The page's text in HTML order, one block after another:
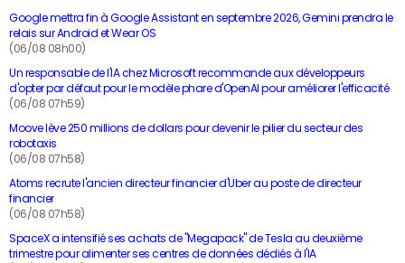
Google mettra fin à Google Assistant en septembre 2026, Gemini prendra le
relais sur Android et Wear OS
(06/08 08h00)
Un responsable de l'IA chez Microsoft recommande aux développeurs
d'opter par défaut pour le modèle phare d'OpenAI pour améliorer l'efficacité
(06/08 07h59)
Moove lève 250 millions de dollars pour devenir le pilier du secteur des
robotaxis
(06/08 07h58)
Atoms recrute l'ancien directeur financier d'Uber au poste de directeur
financier
(06/08 07h58)
SpaceX a intensifié ses achats de "Megapack" de Tesla au deuxième
trimestre pour alimenter ses centres de données dédiés à l'IA